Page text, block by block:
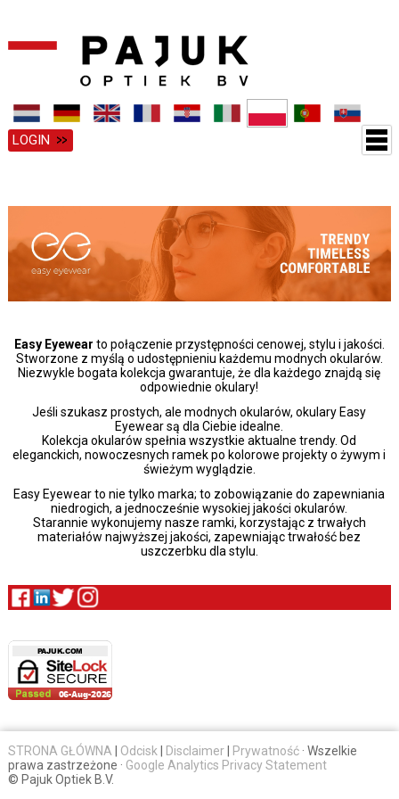
LOGIN
Easy Eyewear to połączenie przystępności cenowej, stylu i jakości.
Stworzone z myślą o udostępnieniu każdemu modnych okularów.
Niezwykle bogata kolekcja gwarantuje, że dla każdego znajdą się
odpowiednie okulary!
Jeśli szukasz prostych, ale modnych okularów, okulary Easy
Eyewear są dla Ciebie idealne.
Kolekcja okularów spełnia wszystkie aktualne trendy. Od
eleganckich, nowoczesnych ramek po kolorowe projekty o żywym i
świeżym wyglądzie.
Easy Eyewear to nie tylko marka; to zobowiązanie do zapewniania
niedrogich, a jednocześnie wysokiej jakości okularów.
Starannie wykonujemy nasze ramki, korzystając z trwałych
materiałów najwyższej jakości, zapewniając trwałość bez
uszczerbku dla stylu.
STRONA GŁÓWNA Odcisk Disclaimer| Prywatność· Wszelkie
prawa zastrzeżone · Google Analytics Privacy Statement
© Pajuk Optiek B.V.